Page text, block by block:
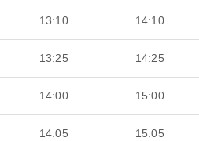
13:10 14:10
13:25 14:25
14:00 15:00
14:05 15:05